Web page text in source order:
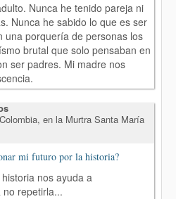
Nunca he tenido pareja ni
Nunca he sabido lo que es ser
una porquería de personas los
brutal que solo pensaban en
ser padres. Mi madre nos
en la Murtra Santa María
mi futuro por la historia?
nos ayuda a
repetirla...